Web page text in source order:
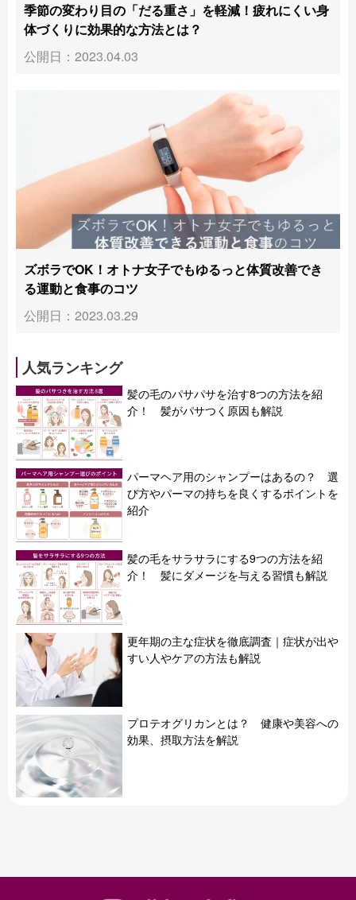
季節の変わり目の「だる重さ」を軽減！疲れにくい身
体づくりに効果的な方法とは？
公開日：2023.04.03
ズボラでOK！オトナ女子でもゆるっと体質改善でき
る運動と食事のコツ
公開日：2023.03.29
人気ランキング
髪の毛のパサパサを治す8つの方法を紹
介！ 髪がパサつく原因も解説
パーマヘア用のシャンプーはあるの？ 選
び方やパーマの持ちを良くするポイントを
紹介
髪の毛をサラサラにする9つの方法を紹
介！ 髪にダメージを与える習慣も解説
更年期の主な症状を徹底調査｜症状が出や
すい人やケアの方法も解説
プロテオグリカンとは？ 健康や美容への
効果、摂取方法を解説